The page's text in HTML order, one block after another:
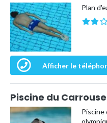
Plan
Afficher le
Piscine du
Piscine